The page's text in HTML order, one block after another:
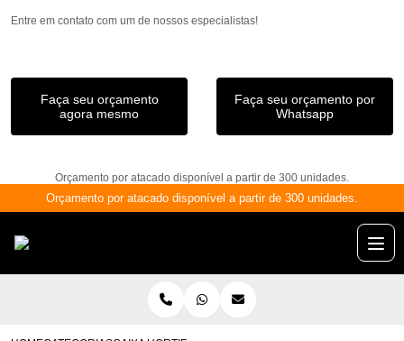
Entre em contato com um de nossos especialistas!
Faça seu orçamento
agora mesmo
Faça seu orçamento por
Whatsapp
Orçamento por atacado disponível a partir de 300 unidades.
Orçamento por atacado disponível a partir de 300 unidades.